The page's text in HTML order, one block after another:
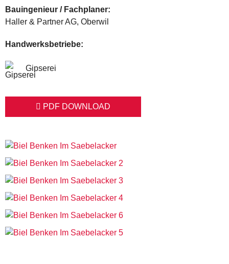
Bauingenieur / Fachplaner:
Haller & Partner AG, Oberwil
Handwerksbetriebe:
Gipserei
PDF DOWNLOAD